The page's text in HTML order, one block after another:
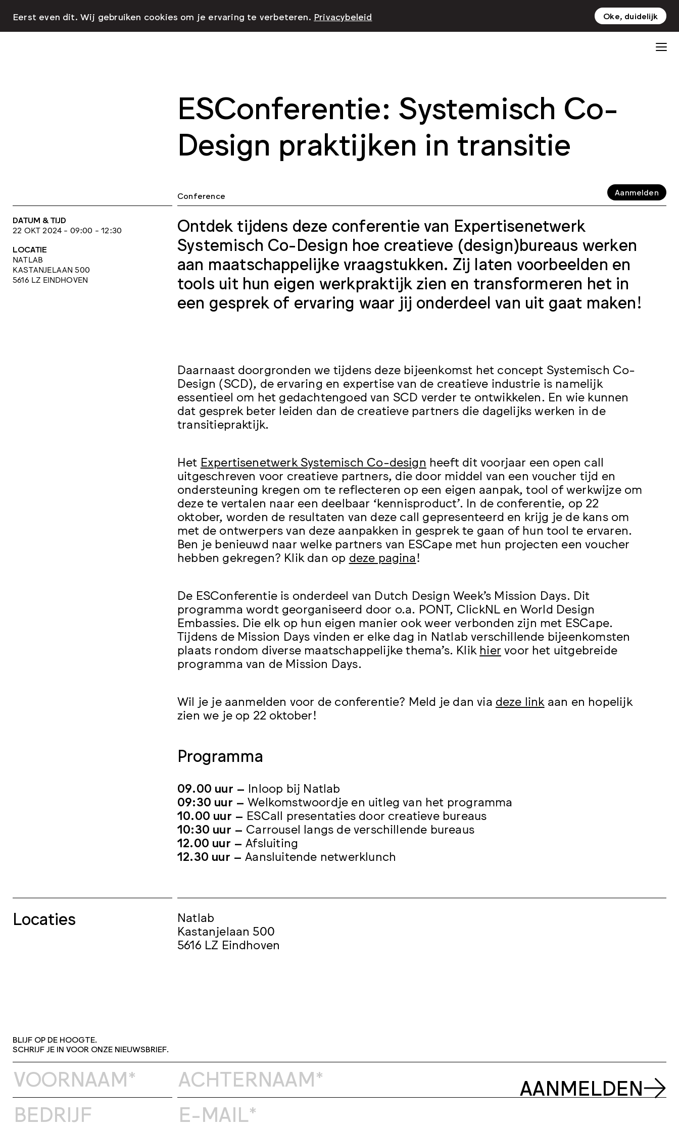
NL EN
ESConferentie: Systemisch Co-
Design praktijken in transitie
DATUM & TIJD
22 OKT 2024 - 09:00 - 12:30
LOCATIE
NATLAB
KASTANJELAAN 500
5616 LZ EINDHOVEN
Conference Aanmelden
Ontdek tijdens deze conferentie van Expertisenetwerk
Systemisch Co-Design hoe creatieve (design)bureaus werken
aan maatschappelijke vraagstukken. Zij laten voorbeelden en
tools uit hun eigen werkpraktijk zien en transformeren het in
een gesprek of ervaring waar jij onderdeel van uit gaat maken!
Daarnaast doorgronden we tijdens deze bijeenkomst het concept Systemisch Co-
Design (SCD), de ervaring en expertise van de creatieve industrie is namelijk
essentieel om het gedachtengoed van SCD verder te ontwikkelen. En wie kunnen
dat gesprek beter leiden dan de creatieve partners die dagelijks werken in de
transitiepraktijk.
Het Expertisenetwerk Systemisch Co-design heeft dit voorjaar een open call
uitgeschreven voor creatieve partners, die door middel van een voucher tijd en
ondersteuning kregen om te reflecteren op een eigen aanpak, tool of werkwijze om
deze te vertalen naar een deelbaar ‘kennisproduct’. In de conferentie, op 22
oktober, worden de resultaten van deze call gepresenteerd en krijg je de kans om
met de ontwerpers van deze aanpakken in gesprek te gaan of hun tool te ervaren.
Ben je benieuwd naar welke partners van ESCape met hun projecten een voucher
hebben gekregen? Klik dan op deze pagina!
De ESConferentie is onderdeel van Dutch Design Week’s Mission Days. Dit
programma wordt georganiseerd door o.a. PONT, ClickNL en World Design
Embassies. Die elk op hun eigen manier ook weer verbonden zijn met ESCape.
Tijdens de Mission Days vinden er elke dag in Natlab verschillende bijeenkomsten
plaats rondom diverse maatschappelijke thema’s. Klik hier voor het uitgebreide
programma van de Mission Days.
Wil je je aanmelden voor de conferentie? Meld je dan via deze link aan en hopelijk
zien we je op 22 oktober!
Programma
09.00 uur – Inloop bij Natlab
09:30 uur –Welkomstwoordje en uitleg van het programma
10.00 uur – ESCall presentaties door creatieve bureaus
10:30 uur – Carrousel langs de verschillende bureaus
12.00 uur – Afsluiting
12.30 uur – Aansluitende netwerklunch
Locaties
Natlab
Kastanjelaan 500
5616 LZ Eindhoven
Eerst even dit. Wij gebruiken cookies om je ervaring te verbeteren. Privacybeleid Oke, duidelijk
BLIJF OP DE HOOGTE.
SCHRIJF JE IN VOOR ONZE NIEUWSBRIEF.
AANMELDEN